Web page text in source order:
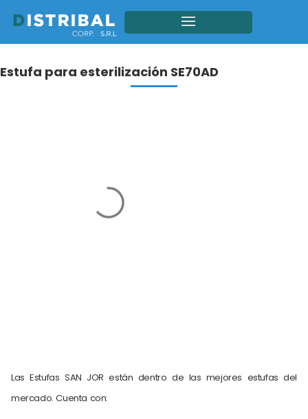
Estufa para esterilización SE70AD
Las Estufas SAN JOR están dentro de las mejores estufas del
mercado. Cuenta con: